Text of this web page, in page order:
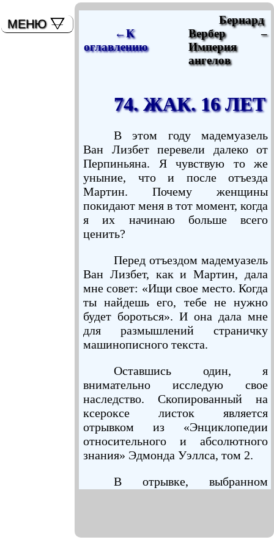
←К
оглавлению
Бернард
Вербер –
Империя
ангелов
74. ЖАК. 16 ЛЕТ
В этом году мадемуазель
Ван Лизбет перевели далеко от
Перпиньяна. Я чувствую то же
уныние, что и после отъезда
Мартин. Почему женщины
покидают меня в тот момент, когда
я их начинаю больше всего
ценить?
Перед отъездом мадемуазель
Ван Лизбет, как и Мартин, дала
мне совет: «Ищи свое место. Когда
ты найдешь его, тебе не нужно
будет бороться». И она дала мне
для размышлений страничку
машинописного текста.
Оставшись один, я
внимательно исследую свое
наследство. Скопированный на
ксероксе листок является
отрывком из «Энциклопедии
относительного и абсолютного
знания» Эдмонда Уэллса, том 2.
В отрывке, выбранном
городе Нанси. Вот что в нем
МЕНЮ